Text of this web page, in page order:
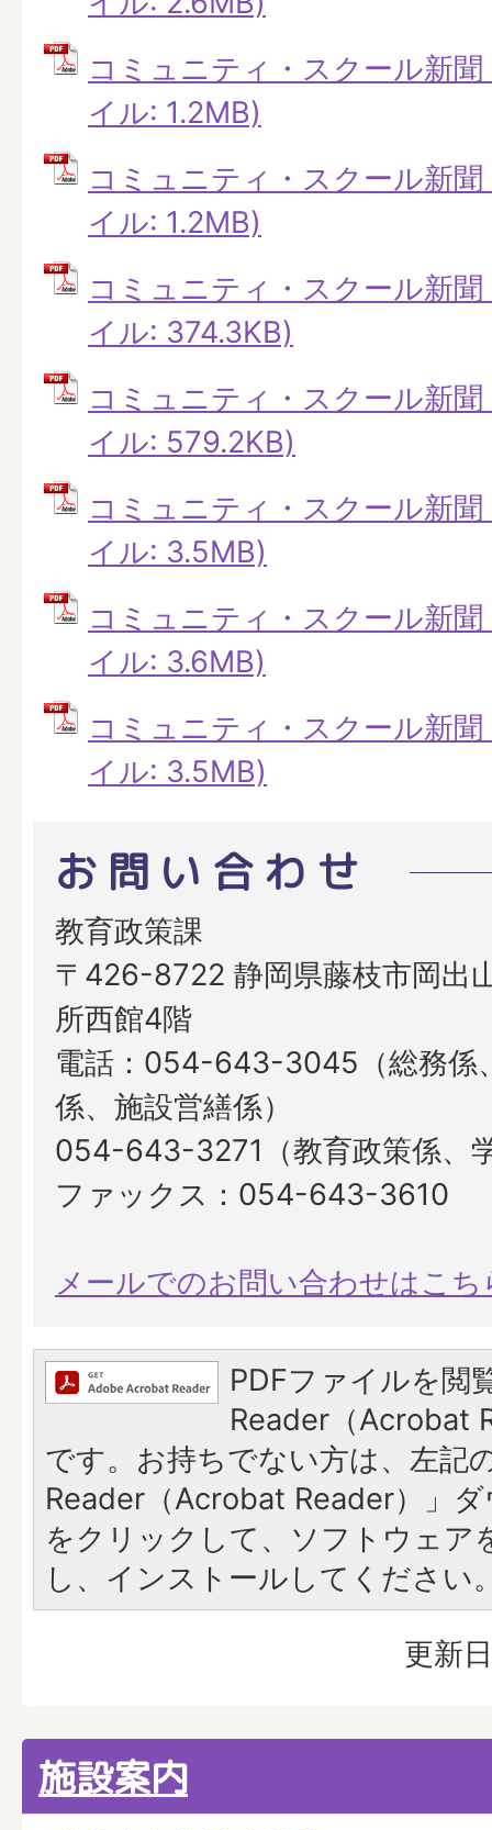
コミュニティ・スクール新
イル: 1.2MB)
コミュニティ・スクール新
イル: 1.2MB)
コミュニティ・スクール新
イル: 374.3KB)
コミュニティ・スクール新
イル: 579.2KB)
コミュニティ・スクール新
イル: 3.5MB)
コミュニティ・スクール新
イル: 3.6MB)
コミュニティ・スクール新
イル: 3.5MB)
お問い合わせ
教育政策課
〒426-8722 静岡県藤枝市岡出
所西館4階
電話：054-643-3045（総務係
係、施設営繕係）
054-643-3271（教育政策係、
ファックス：054-643-3610
メールでのお問い合わせはこち
PDFファイルを閲
Reader（Acrobat
です。お持ちでない方は、左記
Reader（Acrobat Reader）」
をクリックして、ソフトウェア
し、インストールしてください
更新
施設案内